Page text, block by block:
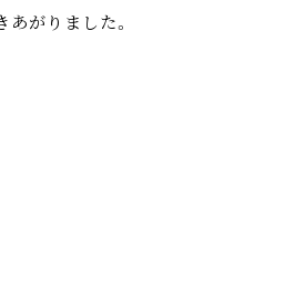
がりました。